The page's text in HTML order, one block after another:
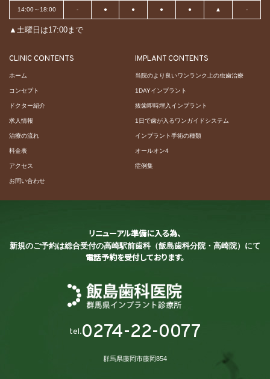
14:00～18:00 - ● ● ● ● ▲ -
▲土曜日は17:00まで
CLINIC CONTENTS
ホーム
コンセプト
ドクター紹介
求人情報
治療の流れ
料金表
アクセス
お問い合わせ
IMPLANT CONTENTS
当院のより良いワンランク上の虫歯治療
1DAYインプラント
抜歯即時埋入インプラント
1日で歯が入るワンガイドシステム
インプラント手術の種類
オールオン4
症例集
リニューアル準備に入る為、
新規のご予約は総合受付の高崎駅前歯科（飯島歯科分院・高崎院）にて
電話予約を受付しております。
tel.0274-22-0077
群馬県藤岡市藤岡854